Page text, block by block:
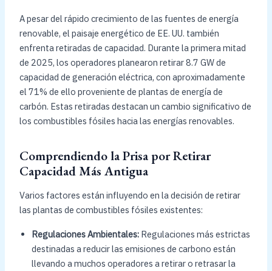
A pesar del rápido crecimiento de las fuentes de energía
renovable, el paisaje energético de EE. UU. también
enfrenta retiradas de capacidad. Durante la primera mitad
de 2025, los operadores planearon retirar 8.7 GW de
capacidad de generación eléctrica, con aproximadamente
el 71% de ello proveniente de plantas de energía de
carbón. Estas retiradas destacan un cambio significativo de
los combustibles fósiles hacia las energías renovables.
Comprendiendo la Prisa por Retirar
Capacidad Más Antigua
Varios factores están influyendo en la decisión de retirar
las plantas de combustibles fósiles existentes:
Regulaciones Ambientales:Regulaciones más estrictas
destinadas a reducir las emisiones de carbono están
llevando a muchos operadores a retirar o retrasar la